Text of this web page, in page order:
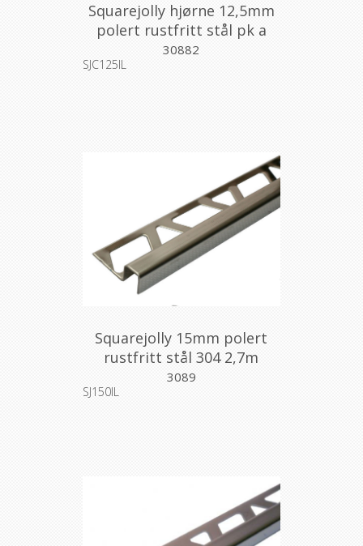
Squarejolly hjørne 12,5mm
polert rustfritt stål pk a
2stk
30882
SJC125IL
Squarejolly 15mm polert
rustfritt stål 304 2,7m
3089
SJ150IL